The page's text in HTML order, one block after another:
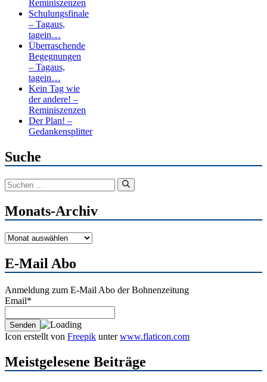
Reminiszenzen
Schulungsfinale
– Tagaus,
tagein…
Überraschende
Begegnungen
– Tagaus,
tagein…
Kein Tag wie
der andere! –
Reminiszenzen
Der Plan! –
Gedankensplitter
Suche
Suchen
nach:
Monats-Archiv
Monats-
E-Mail Abo
Anmeldung zum E-Mail Abo der Bohnenzeitung
Email*
Icon erstellt von Freepik unterwww.flaticon.com
Meistgelesene Beiträge